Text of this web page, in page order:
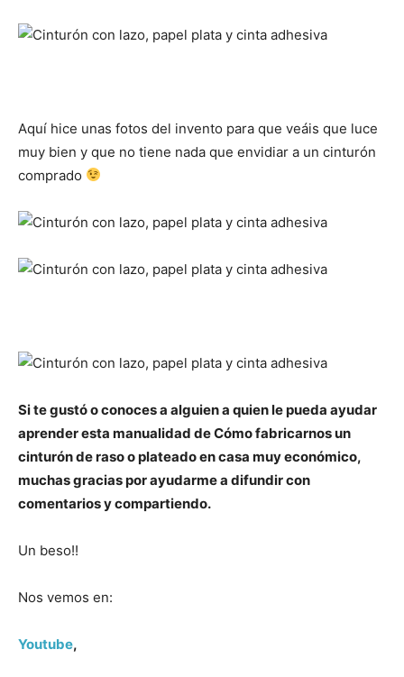
Aquí hice unas fotos del invento para que veáis que luce
muy bien y que no tiene nada que envidiar a un cinturón
comprado
Si te gustó o conoces a alguien a quien le pueda ayudar
aprender esta manualidad de Cómo fabricarnos un
cinturón de raso o plateado en casa muy económico,
muchas gracias por ayudarme a difundir con
comentarios y compartiendo.
Un beso!!
Nos vemos en:
Youtube,